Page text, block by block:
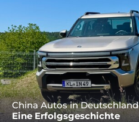
China Autos in Deutschland
Eine Erfolgsgeschichte